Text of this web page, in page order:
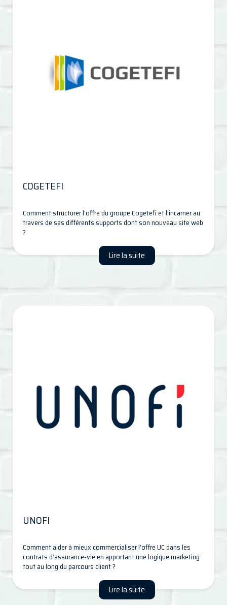
COGETEFI
Comment structurer l’offre du groupe Cogetefi et l’incarner au
travers de ses différents supports dont son nouveau site web
?
Lire la suite
UNOFI
Comment aider à mieux commercialiser l’offre UC dans les
contrats d’assurance-vie en apportant une logique marketing
tout au long du parcours client ?
Lire la suite